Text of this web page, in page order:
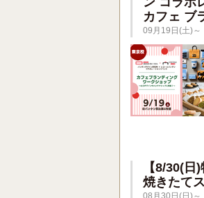
カフェ ブ
09月19日(土)～
【8/30(日
焼きたて
08月30日(日)～